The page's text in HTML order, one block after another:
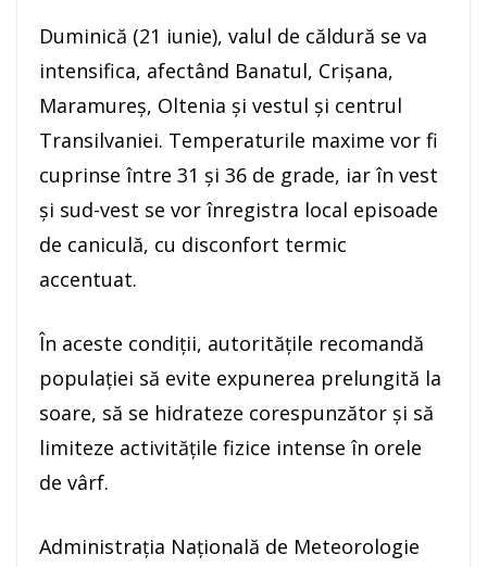
Duminică (21 iunie), valul de căldură se va
intensifica, afectând Banatul, Crișana,
Maramureș, Oltenia și vestul și centrul
Transilvaniei. Temperaturile maxime vor fi
cuprinse între 31 și 36 de grade, iar în vest
și sud-vest se vor înregistra local episoade
de caniculă, cu disconfort termic
accentuat.
În aceste condiții, autoritățile recomandă
populației să evite expunerea prelungită la
soare, să se hidrateze corespunzător și să
limiteze activitățile fizice intense în orele
de vârf.
Administrația Națională de Meteorologie